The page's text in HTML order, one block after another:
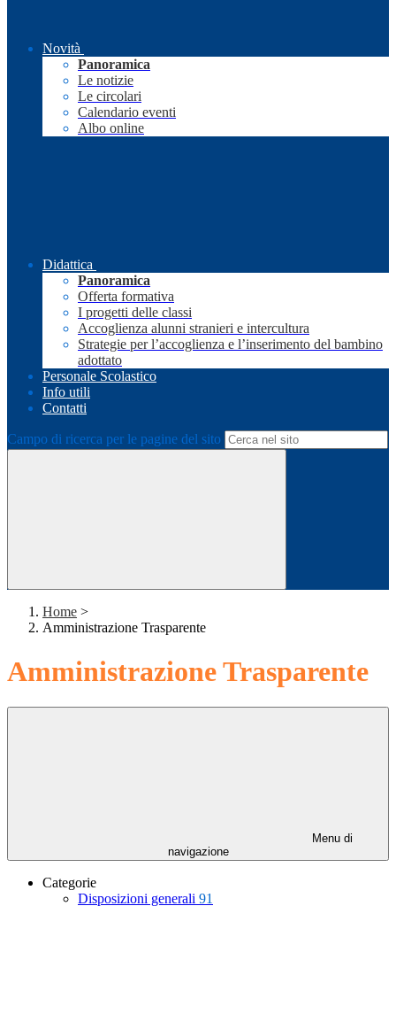
Novità
Panoramica
Le notizie
Le circolari
Calendario eventi
Albo online
Didattica
Panoramica
Offerta formativa
I progetti delle classi
Accoglienza alunni stranieri e intercultura
Strategie per l’accoglienza e l’inserimento del bambino
adottato
Personale Scolastico
Info utili
Contatti
Campo di ricerca per le pagine del sito
Home >
Amministrazione Trasparente
Amministrazione Trasparente
Menu di
navigazione
Categorie
Disposizioni generali 91